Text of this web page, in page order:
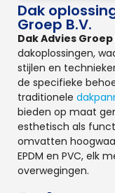
Dak
Groep B.V.
Dak Advies Groep
dakoplossingen,
stijlen en
de specifieke
traditionele
bieden op maat
esthetisch als
omvatten
EPDM en PVC, elk
overwegingen.